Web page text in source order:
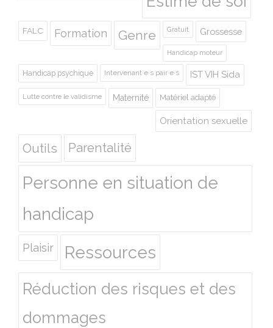
FALC Formation Genre Gratuit Grossesse
Handicap moteur
Handicap psychique Intervenant·e·s pair·e·s IST VIH Sida
Lutte contre le validisme Maternité Matériel adapté
Orientation sexuelle
Outils Parentalité
Personne en situation de
handicap
Plaisir Ressources
Réduction des risques et des
dommages